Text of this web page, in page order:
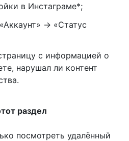
в Инстаграме*;
→ «Статус
с информацией о
нарушал ли контент
раздел
посмотреть удалённый